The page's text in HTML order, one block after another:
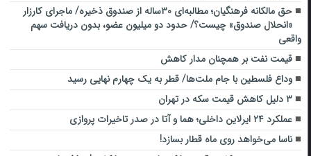
حق مالکانه فرهنگیان؛ مطالبه‌ای ۳۰‌ساله از صندوق ذخیره/ ماجرای کارزار
«انحلال صندوق» چیست؟/ حدود دو میلیون عضو، بدون دریافت سهم
واقعی
قیمت نفت بر همچنان مدار کاهش
وداع فلسطین با جام ملت‌ها/ قطر به یک چهارم نهایی رسید
۳ دلیل کاهش قیمت سکه در تهران
عملکرد ۲۴ ایرلاین داخلی؛ هما و آتا در صدر تاخیرات پروازی
ناسا می‌خواهد روی ماه قطار بسازد!